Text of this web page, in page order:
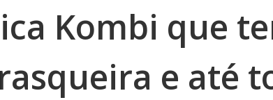
Kombi que
e até